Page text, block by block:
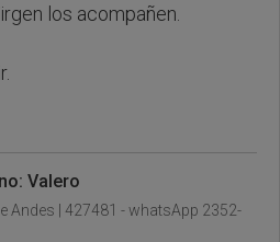
los acompañen.
Valero
Andes | 427481 - whatsApp 2352-